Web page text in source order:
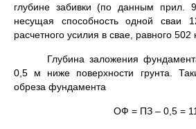
глубине забивки (по данным прил.
несущая способность одной сваи
расчетного усилия в свае, равного
Глубина заложения
0,5 м ниже поверхности грунта.
обреза фундамента
ОФ = ПЗ – 0,5 =